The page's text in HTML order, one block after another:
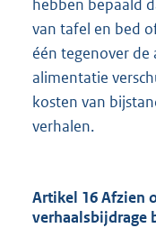
hebben bepaald
van tafel en bed
één tegenover de
alimentatie
kosten van
verhalen.
Artikel 16 Afzien
verhaalsbijdrage